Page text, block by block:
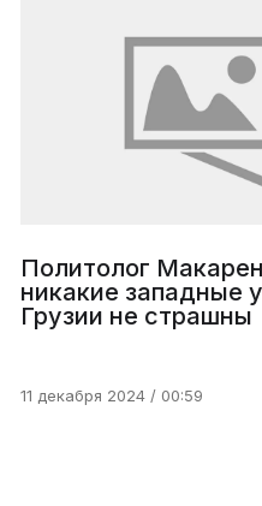
Политолог
никакие западные
Грузии не страшны
11 декабря 2024 / 00:59